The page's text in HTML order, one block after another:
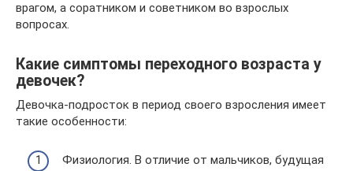
врагом, а соратником и советником во взрослых
вопросах.
Какие симптомы переходного возраста у
девочек?
Девочка-подросток в период своего взросления имеет
такие особенности:
Физиология. В отличие от мальчиков, будущая